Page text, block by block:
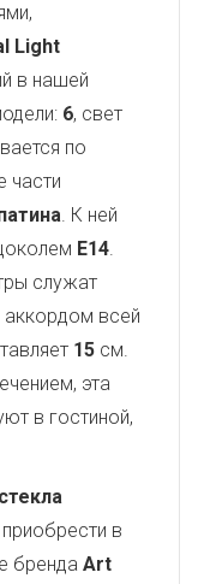
Light
в нашей
6, свет
по
части
. К ней
E14.
служат
всей
15 см.
эта
в гостиной,
в
бренда Art